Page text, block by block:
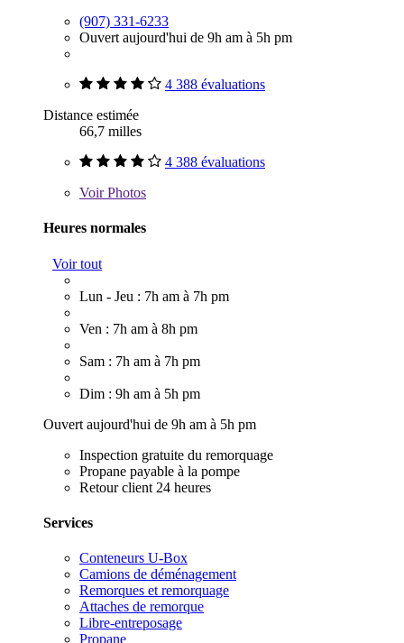
(907) 331-6233
Ouvert aujourd'hui de 9h am à 5h pm
4 388 évaluations
Distance estimée
66,7 milles
4 388 évaluations
VoirPhotos
Heures normales
Voir tout
Lun - Jeu : 7h am à 7h pm
Ven : 7h am à 8h pm
Sam : 7h am à 7h pm
Dim : 9h am à 5h pm
Ouvert aujourd'hui de 9h am à 5h pm
Inspection gratuite du remorquage
Propane payable à la pompe
Retour client 24 heures
Services
Conteneurs U-Box
Camions de déménagement
Remorques et remorquage
Attaches de remorque
Libre-entreposage
Propane